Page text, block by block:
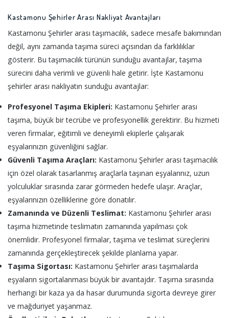
Kastamonu Şehirler Arası Nakliyat Avantajları
Kastamonu Şehirler arası taşımacılık, sadece mesafe bakımından
değil, aynı zamanda taşıma süreci açısından da farklılıklar
gösterir. Bu taşımacılık türünün sunduğu avantajlar, taşıma
sürecini daha verimli ve güvenli hale getirir. İşte Kastamonu
şehirler arası nakliyatın sunduğu avantajlar:
Profesyonel Taşıma Ekipleri: Kastamonu Şehirler arası
taşıma, büyük bir tecrübe ve profesyonellik gerektirir. Bu hizmeti
veren firmalar, eğitimli ve deneyimli ekiplerle çalışarak
eşyalarınızın güvenliğini sağlar.
Güvenli Taşıma Araçları: Kastamonu Şehirler arası taşımacılık
için özel olarak tasarlanmış araçlarla taşınan eşyalarınız, uzun
yolculuklar sırasında zarar görmeden hedefe ulaşır. Araçlar,
eşyalarınızın özelliklerine göre donatılır.
Zamanında ve Düzenli Teslimat: Kastamonu Şehirler arası
taşıma hizmetinde teslimatın zamanında yapılması çok
önemlidir. Profesyonel firmalar, taşıma ve teslimat süreçlerini
zamanında gerçekleştirecek şekilde planlama yapar.
Taşıma Sigortası: Kastamonu Şehirler arası taşımalarda
eşyaların sigortalanması büyük bir avantajdır. Taşıma sırasında
herhangi bir kaza ya da hasar durumunda sigorta devreye girer
ve mağduriyet yaşanmaz.